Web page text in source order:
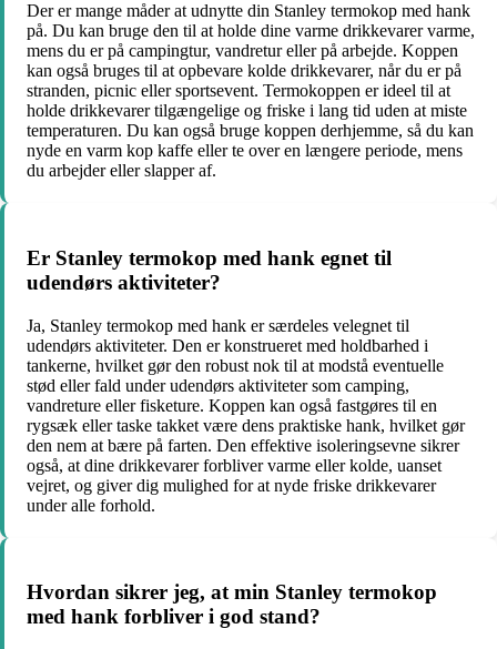
Der er mange måder at udnytte din Stanley termokop med hank
på. Du kan bruge den til at holde dine varme drikkevarer varme,
mens du er på campingtur, vandretur eller på arbejde. Koppen
kan også bruges til at opbevare kolde drikkevarer, når du er på
stranden, picnic eller sportsevent. Termokoppen er ideel til at
holde drikkevarer tilgængelige og friske i lang tid uden at miste
temperaturen. Du kan også bruge koppen derhjemme, så du kan
nyde en varm kop kaffe eller te over en længere periode, mens
du arbejder eller slapper af.
Er Stanley termokop med hank egnet til
udendørs aktiviteter?
Ja, Stanley termokop med hank er særdeles velegnet til
udendørs aktiviteter. Den er konstrueret med holdbarhed i
tankerne, hvilket gør den robust nok til at modstå eventuelle
stød eller fald under udendørs aktiviteter som camping,
vandreture eller fisketure. Koppen kan også fastgøres til en
rygsæk eller taske takket være dens praktiske hank, hvilket gør
den nem at bære på farten. Den effektive isoleringsevne sikrer
også, at dine drikkevarer forbliver varme eller kolde, uanset
vejret, og giver dig mulighed for at nyde friske drikkevarer
under alle forhold.
Hvordan sikrer jeg, at min Stanley termokop
med hank forbliver i god stand?